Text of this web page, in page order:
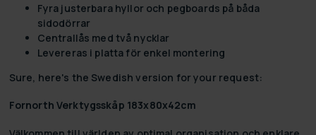
Fyra justerbara hyllor och pegboards på båda
sidodörrar
Centrallås med två nycklar
Levereras i platta för enkel montering
Sure, here's the Swedish version for your request:
Fornorth Verktygsskåp 183x80x42cm